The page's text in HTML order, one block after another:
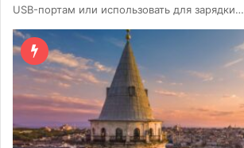
USB-портам или использовать для зарядки…